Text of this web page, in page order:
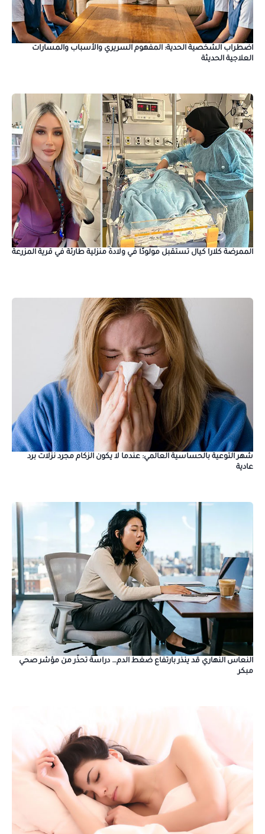
​اضطراب الشخصية الحدية: المفهوم السريري والأسباب والمسارات
العلاجية الحديثة
الممرضة كلارا كيال تستقبل مولودًا في ولادة منزلية طارئة في قرية المزرعة
شهر التوعية بالحساسية العالمي: عندما لا يكون الزكام مجرد نزلات برد
عادية
النعاس النهاري قد ينذر بارتفاع ضغط الدم… دراسة تحذّر من مؤشر صحي
مبكر